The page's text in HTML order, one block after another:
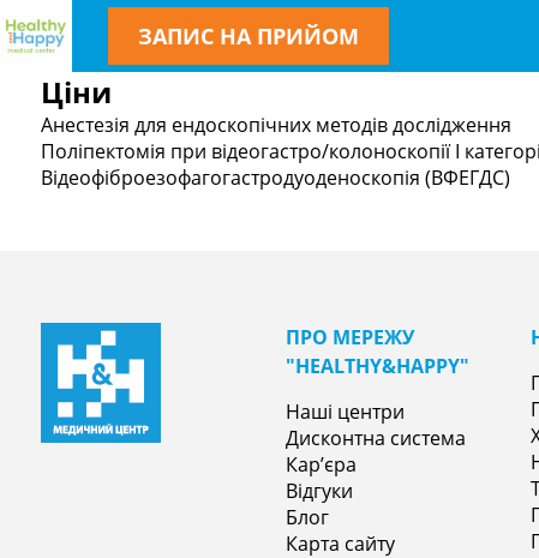
ЗАПИС НА ПРИЙОМ
Ціни
Анестезія для ендоскопічних методів дослідження
Поліпектомія при відеогастро/колоноскопії I
Відеофіброезофагогастродуоденоскопія (ВФЕГДС)
ПРО МЕРЕЖУ
"НEALTHY&НAPPY"
Наші центри
Дисконтна система
Кар’єра
Відгуки
Блог
Карта сайту